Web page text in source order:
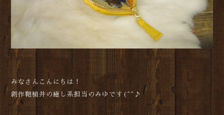
みなさんこんにちは！
創作鞄槌井の癒し系担当のみゆです(^^♪